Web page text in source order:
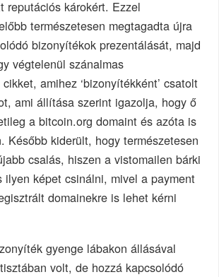
reputációs károkért. Ezzel
természetesen megtagadta újra
bizonyítékok prezentálását, majd
végtelenül szánalmas
amihez ‘bizonyítékként’ csatolt
ami állítása szerint igazolja, hogy ő
a bitcoin.org domaint és azóta is
Később kiderült, hogy természetesen
csalás, hiszen a vistomailen bárki
ilyen képet csinálni, mivel a payment
domainekre is lehet kérni
gyenge lábakon állásával
volt, de hozzá kapcsolódó